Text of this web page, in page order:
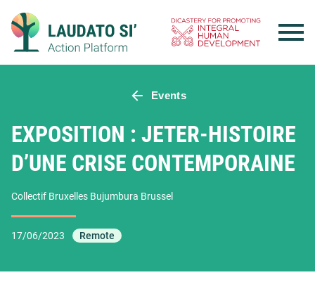
content
Events
EXPOSITION : JETER-HISTOIRE
D’UNE CRISE CONTEMPORAINE
Collectif Bruxelles Bujumbura Brussel
17/06/2023 Remote